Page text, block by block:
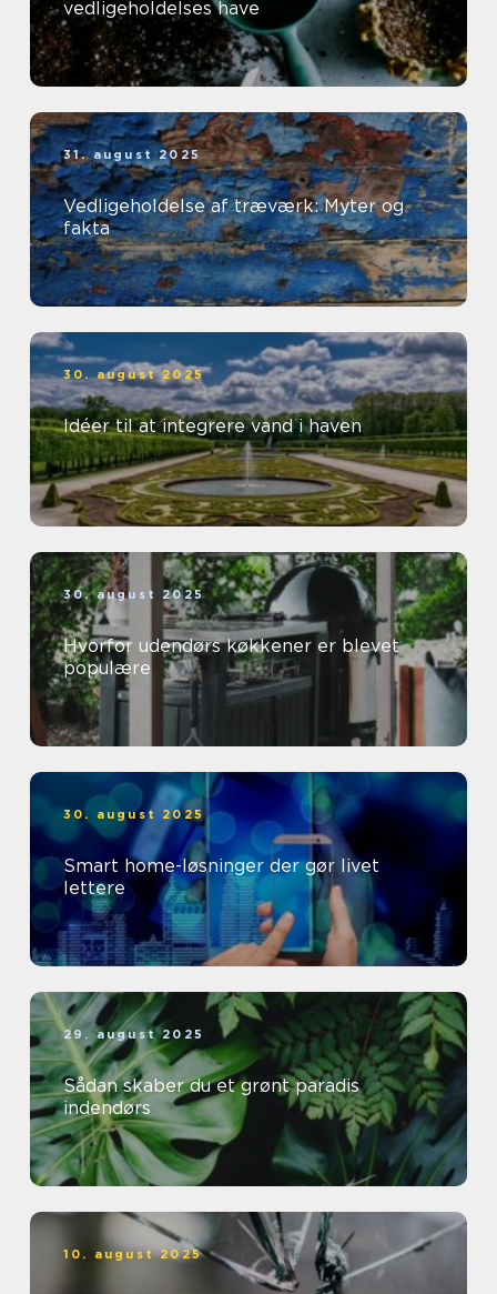
vedligeholdelses have
31. august 2025
Vedligeholdelse af træværk: Myter og
fakta
30. august 2025
Idéer til at integrere vand i haven
30. august 2025
Hvorfor udendørs køkkener er blevet
populære
30. august 2025
Smart home-løsninger der gør livet
lettere
29. august 2025
Sådan skaber du et grønt paradis
indendørs
10. august 2025